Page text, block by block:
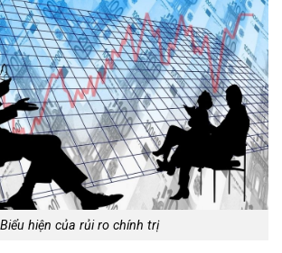
Biểu hiện của rủi ro chính trị